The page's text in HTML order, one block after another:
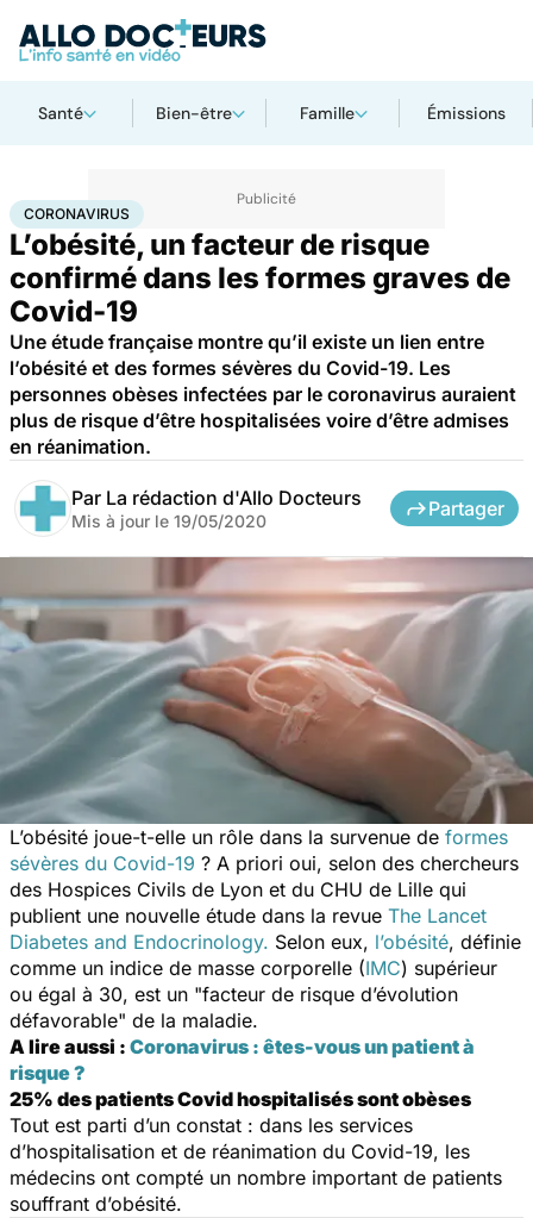
Santé Bien-être Famille Émissions
AccueilSantéMaladies Coronavirus
CORONAVIRUS
L’obésité, un facteur de risque
confirmé dans les formes graves de
Covid-19
Une étude française montre qu’il existe un lien entre
l’obésité et des formes sévères du Covid-19. Les
personnes obèses infectées par le coronavirus auraient
plus de risque d’être hospitalisées voire d’être admises
en réanimation.
Par La rédaction d'Allo Docteurs
Mis à jour le 19/05/2020
Partager
L’obésité joue-t-elle un rôle dans la survenue de formes
sévères du Covid-19 ? A priori oui, selon des chercheurs
des Hospices Civils de Lyon et du CHU de Lille qui
publient une nouvelle étude dans la revue The Lancet
Diabetes and Endocrinology. Selon eux, l’obésité, définie
comme un indice de masse corporelle (IMC) supérieur
ou égal à 30, est un "facteur de risque d’évolution
défavorable" de la maladie.
A lire aussi : Coronavirus : êtes-vous un patient à
risque ?
25% des patients Covid hospitalisés sont obèses
Tout est parti d’un constat : dans les services
d’hospitalisation et de réanimation du Covid-19, les
médecins ont compté un nombre important de patients
souffrant d’obésité.